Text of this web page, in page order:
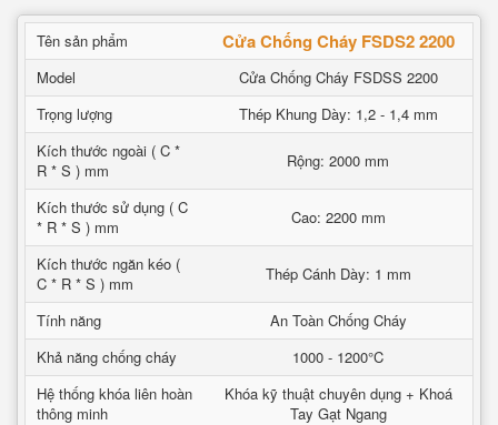
Tên sản phẩm Cửa Chống Cháy FSDS2 2200
Model
Cửa Chống Cháy FSDSS 2200
Trọng lượng
Thép Khung Dày: 1,2 - 1,4 mm
Kích thước ngoài ( C *
R * S ) mm
Rộng: 2000 mm
Kích thước sử dụng ( C
* R * S ) mm
Cao: 2200 mm
Kích thước ngăn kéo (
C * R * S ) mm
Thép Cánh Dày: 1 mm
Tính năng
An Toàn Chống Cháy
Khả năng chống cháy
1000 - 1200°C
Hệ thống khóa liên hoàn
thông minh
Khóa kỹ thuật chuyên dụng + Khoá
Tay Gạt Ngang